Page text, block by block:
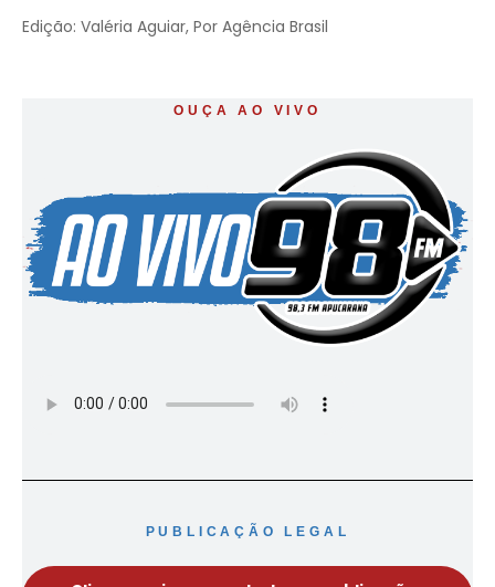
Edição: Valéria Aguiar, Por Agência Brasil
OUÇA AO VIVO
PUBLICAÇÃO LEGAL